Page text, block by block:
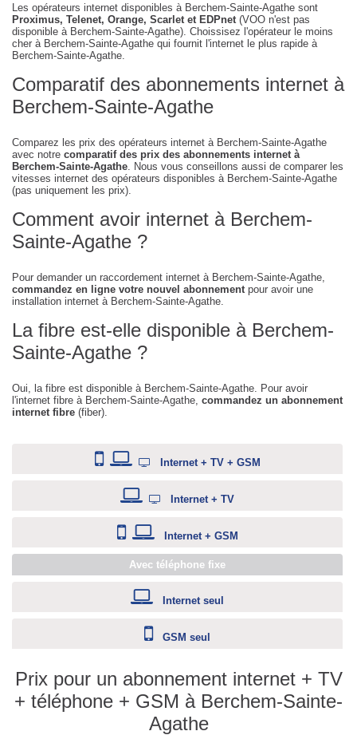
Les opérateurs internet disponibles à Berchem-Sainte-Agathe sont
Proximus, Telenet, Orange, Scarlet et EDPnet (VOO n'est pas
disponible à Berchem-Sainte-Agathe). Choissisez l'opérateur le moins
cher à Berchem-Sainte-Agathe qui fournit l'internet le plus rapide à
Berchem-Sainte-Agathe.
Comparatif des abonnements internet à
Berchem-Sainte-Agathe
Comparez les prix des opérateurs internet à Berchem-Sainte-Agathe
avec notre comparatif des prix des abonnements internet à
Berchem-Sainte-Agathe . Nous vous conseillons aussi de comparer les
vitesses internet des opérateurs disponibles à Berchem-Sainte-Agathe
(pas uniquement les prix).
Comment avoir internet à Berchem-
Sainte-Agathe ?
Pour demander un raccordement internet à Berchem-Sainte-Agathe,
commandez en ligne votre nouvel abonnement pour avoir une
installation internet à Berchem-Sainte-Agathe.
La fibre est-elle disponible à Berchem-
Sainte-Agathe ?
Oui, la fibre est disponible à Berchem-Sainte-Agathe. Pour avoir
l'internet fibre à Berchem-Sainte-Agathe, commandez un abonnement
internet fibre (fiber).
Internet + TV + GSM
Internet + TV
Internet + GSM
Avec téléphone fixe
Internet seul
GSM seul
Prix pour un abonnement internet + TV
+ téléphone + GSM à Berchem-Sainte-
Agathe